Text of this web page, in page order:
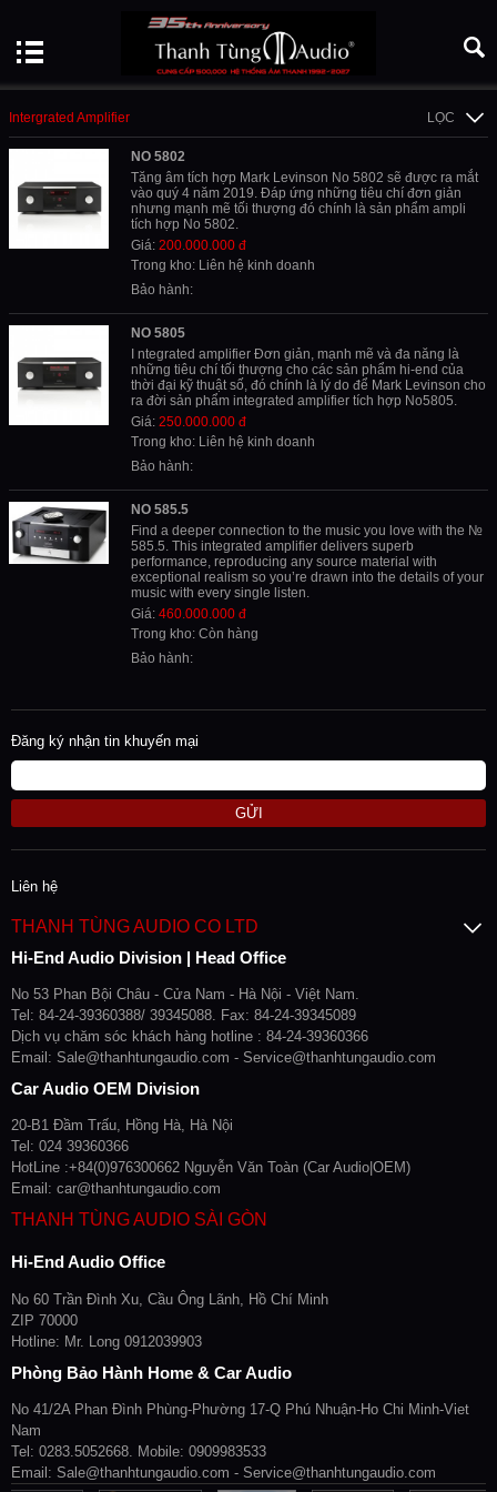
Intergrated Amplifier LỌC
NO 5802
Tăng âm tích hợp Mark Levinson No 5802 sẽ được ra mắt
vào quý 4 năm 2019. Đáp ứng những tiêu chí đơn giản
nhưng mạnh mẽ tối thượng đó chính là sản phẩm ampli
tích hợp No 5802.
Giá: 200.000.000 đ
Trong kho: Liên hệ kinh doanh
Bảo hành:
NO 5805
I ntegrated amplifier Đơn giản, mạnh mẽ và đa năng là
những tiêu chí tối thượng cho các sản phẩm hi-end của
thời đại kỹ thuật số, đó chính là lý do để Mark Levinson cho
ra đời sản phẩm integrated amplifier tích hợp No5805.
Giá: 250.000.000 đ
Trong kho: Liên hệ kinh doanh
Bảo hành:
NO 585.5
Find a deeper connection to the music you love with the №
585.5. This integrated amplifier delivers superb
performance, reproducing any source material with
exceptional realism so you’re drawn into the details of your
music with every single listen.
Giá: 460.000.000 đ
Trong kho: Còn hàng
Bảo hành:
Đăng ký nhận tin khuyến mại
GỬI
Liên hệ
THANH TÙNG AUDIO CO LTD
Hi-End Audio Division | Head Office
No 53 Phan Bội Châu - Cửa Nam - Hà Nội - Việt Nam.
Tel: 84-24-39360388/ 39345088. Fax: 84-24-39345089
Dịch vụ chăm sóc khách hàng hotline : 84-24-39360366
Email: Sale@thanhtungaudio.com - Service@thanhtungaudio.com
Car Audio OEM Division
20-B1 Đầm Trấu, Hồng Hà, Hà Nội
Tel: 024 39360366
HotLine :+84(0)976300662 Nguyễn Văn Toàn (Car Audio|OEM)
Email: car@thanhtungaudio.com
THANH TÙNG AUDIO SÀI GÒN
Hi-End Audio Office
No 60 Trần Đình Xu, Cầu Ông Lãnh, Hồ Chí Minh
ZIP 70000
Hotline: Mr. Long 0912039903
Phòng Bảo Hành Home & Car Audio
No 41/2A Phan Đình Phùng-Phường 17-Q Phú Nhuận-Ho Chi Minh-Viet
Nam
Tel: 0283.5052668. Mobile: 0909983533
Email: Sale@thanhtungaudio.com - Service@thanhtungaudio.com